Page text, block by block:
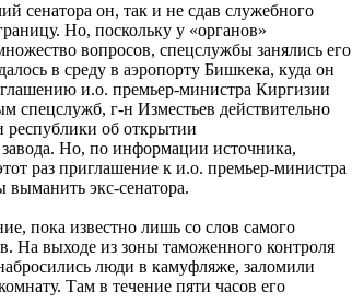
сенатора он, так и не сдав служебного
Но, поскольку у «органов»
вопросов, спецслужбы занялись его
в среду в аэропорту Бишкека, куда он
и.о. премьер-министра Киргизии
спецслужб, г-н Изместьев действительно
республики об открытии
Но, по информации источника,
раз приглашение к и.о. премьер-министра
экс-сенатора.
пока известно лишь со слов самого
На выходе из зоны таможенного контроля
люди в камуфляже, заломили
Там в течение пяти часов его